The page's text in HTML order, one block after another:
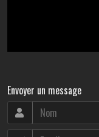
Envoyer un message